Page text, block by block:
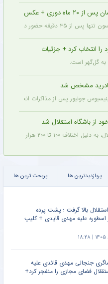
دوری + عکس
خود را پس از ۲۰ ماه برای چلسی انجام داد.
انتخاب کرد + جزئیات
به گل‌گهر است.
مشخص شد
جونیور پس از مذاکرات انجام شده
از باشگاه استقلال شد
خود، قصد شکایت از باشگاه را دارد.
پربازدیدترین ها پربحث ترین ها
بالا گرفت ؛ پشت پرده
اسطوره علیه مهدی قایدی + کلیپ
جنجالی مهدی قائدی علیه
فضای مجازی را منفجر کرد+